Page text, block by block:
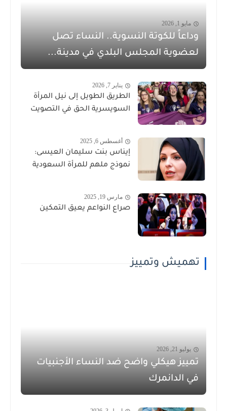
مايو 1, 2026
وداعاً للكوتة النسوية.. النساء تصل
لعضوية المجلس البلدي في مدينة...
يناير 7, 2026
الطريق الطويل إلى نيل المرأة
السويسرية الحق في التصويت
أغسطس 6, 2025
إيناس بنت سليمان العيسى:
نموذج ملهم للمرأة السعودية
مارس 19, 2025
صراع النواعم يعيق التمكين
تهميش وتمييز
يوليو 21, 2026
تمييز هيكلي واضح ضد النساء الأجنبيات
في الدانمرك